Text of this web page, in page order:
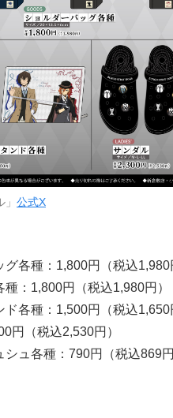
公式X
グ各種：1,800円（税込1,980
：1,800円（税込1,980円）
各種：1,500円（税込1,650
円（税込2,530円）
ュ各種：790円（税込869円